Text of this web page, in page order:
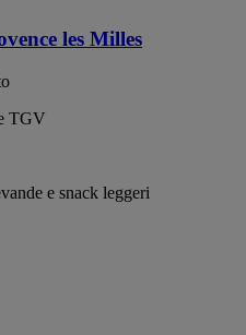
les Milles
TGV
e snack leggeri